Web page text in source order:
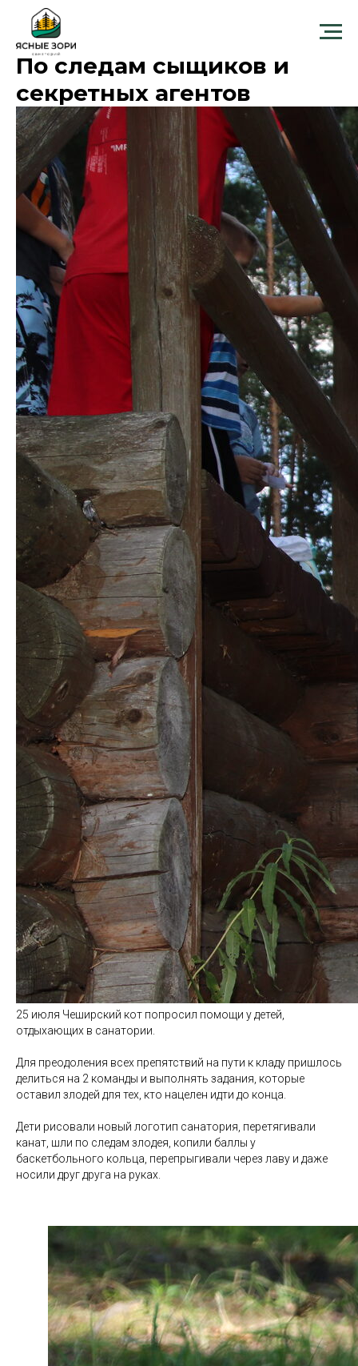
По следам сыщиков и
секретных агентов
25 июля Чеширский кот попросил помощи у детей,
отдыхающих в санатории.
Для преодоления всех препятствий на пути к кладу пришлось
делиться на 2 команды и выполнять задания, которые
оставил злодей для тех, кто нацелен идти до конца.
Дети рисовали новый логотип санатория, перетягивали
канат, шли по следам злодея, копили баллы у
баскетбольного кольца, перепрыгивали через лаву и даже
носили друг друга на руках.